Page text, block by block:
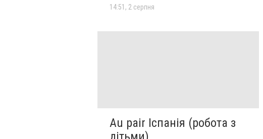
14:51, 2 серпня
Au pair Іспанія (робота з